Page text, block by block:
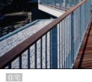
住宅